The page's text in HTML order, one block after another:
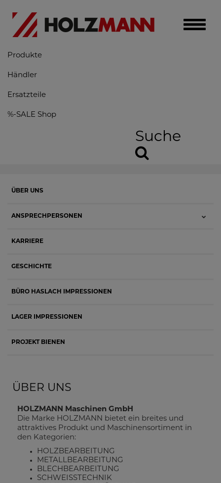
Toggle
Produkte
Händler
Ersatzteile
%-SALE Shop
Suche
ÜBER UNS
HOLZMANN Maschinen GmbH
Die Marke HOLZMANN bietet ein breites und
attraktives Produkt und Maschinensortiment in
den Kategorien:
HOLZBEARBEITUNG
METALLBEARBEITUNG
BLECHBEARBEITUNG
SCHWEISSTECHNIK
ÜBER UNS
ANSPRECHPERSONEN
KARRIERE
GESCHICHTE
BÜRO HASLACH IMPRESSIONEN
LAGER IMPRESSIONEN
PROJEKT BIENEN